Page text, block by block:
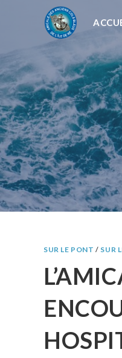
SUR LE PONT / SUR